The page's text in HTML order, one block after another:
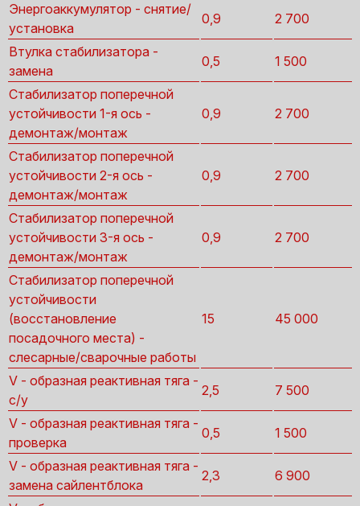
Энергоаккумулятор - снятие/
установка
0,9 2 700
Втулка стабилизатора -
замена
0,5 1 500
Стабилизатор поперечной
устойчивости 1-я ось -
демонтаж/монтаж
0,9 2 700
Стабилизатор поперечной
устойчивости 2-я ось -
демонтаж/монтаж
0,9 2 700
Стабилизатор поперечной
устойчивости 3-я ось -
демонтаж/монтаж
0,9 2 700
Стабилизатор поперечной
устойчивости
(восстановление
посадочного места) -
слесарные/сварочные работы
15 45 000
V - образная реактивная тяга -
с/у
2,5 7 500
V - образная реактивная тяга -
проверка
0,5 1 500
V - образная реактивная тяга -
замена сайлентблока
2,3 6 900